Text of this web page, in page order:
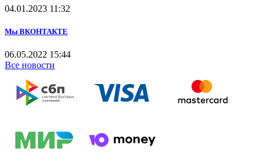
04.01.2023 11:32
Мы ВКОНТАКТЕ
06.05.2022 15:44
Все новости